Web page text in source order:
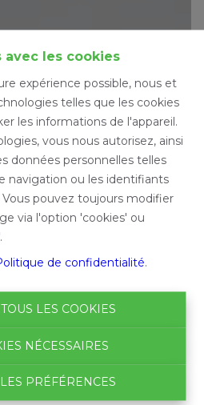
avec les cookies
expérience possible, nous et
telles que les cookies
les informations de l'appareil.
vous nous autorisez, ainsi
données personnelles telles
navigation ou les identifiants
pouvez toujours modifier
via l'option 'cookies' ou
de confidentialité.
LES COOKIES
NÉCESSAIRES
PRÉFÉRENCES